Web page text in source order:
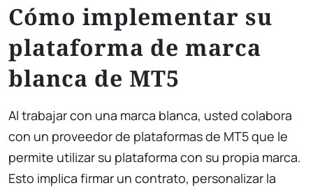
Cómo implementar su
plataforma de marca
blanca de MT5
Al trabajar con una marca blanca, usted colabora
con un proveedor de plataformas de MT5 que le
permite utilizar su plataforma con su propia marca.
Esto implica firmar un contrato, personalizar la